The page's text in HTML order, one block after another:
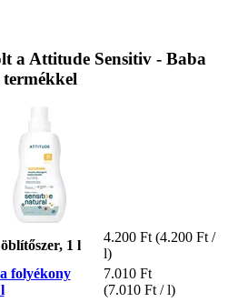
a Attitude Sensitiv - Baba
termékkel
1 l
4.200 Ft (4.200 Ft /
l)
folyékony
7.010 Ft
(7.010 Ft / l)